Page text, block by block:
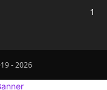
1
- 2026